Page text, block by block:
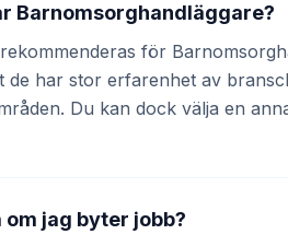
Barnomsorghandläggare?
för
de har stor erfarenhet av
Du kan dock välja en
jag byter jobb?